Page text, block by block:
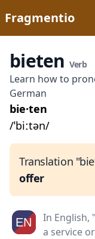
Fragmentio
bieten Verb
Learn how to
German
bie·ten
/ˈbiːtən/
Translation
offer
In English,
a service